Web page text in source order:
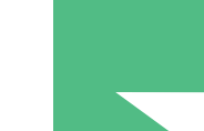
Pacchetti
Paga a consumo con